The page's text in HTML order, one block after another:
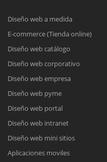
Diseño web a medida
E-commerce (Tienda online)
Diseño web catálogo
Diseño web corporativo
Diseño web empresa
Diseño web pyme
Diseño web portal
Diseño web intranet
Diseño web mini sitios
Aplicaciones moviles